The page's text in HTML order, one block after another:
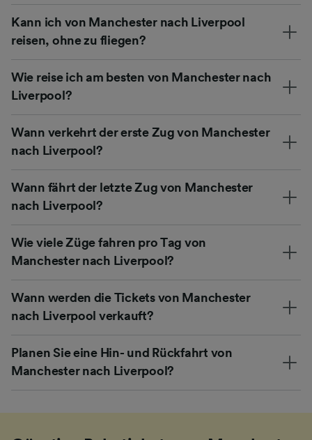
Kann ich von Manchester nach Liverpool
reisen, ohne zu fliegen?
Wie reise ich am besten von Manchester nach
Liverpool?
Wann verkehrt der erste Zug von Manchester
nach Liverpool?
Wann fährt der letzte Zug von Manchester
nach Liverpool?
Wie viele Züge fahren pro Tag von
Manchester nach Liverpool?
Wann werden die Tickets von Manchester
nach Liverpool verkauft?
Planen Sie eine Hin- und Rückfahrt von
Manchester nach Liverpool?